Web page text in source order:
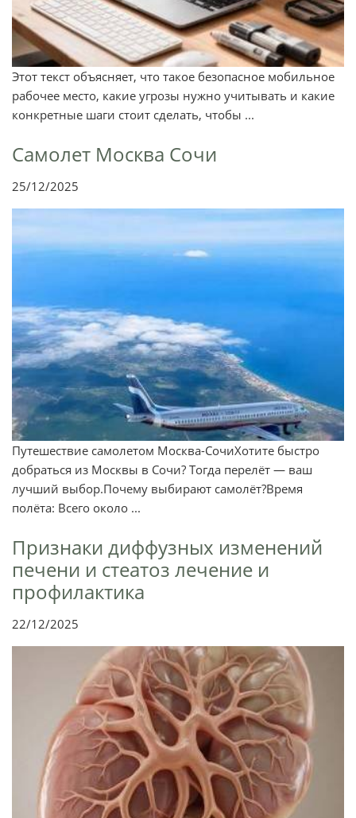
Этот текст объясняет, что такое безопасное мобильное
рабочее место, какие угрозы нужно учитывать и какие
конкретные шаги стоит сделать, чтобы ...
Самолет Москва Сочи
25/12/2025
Путешествие самолетом Москва-СочиХотите быстро
добраться из Москвы в Сочи? Тогда перелёт — ваш
лучший выбор.Почему выбирают самолёт?Время
полёта: Всего около ...
Признаки диффузных изменений
печени и стеатоз лечение и
профилактика
22/12/2025